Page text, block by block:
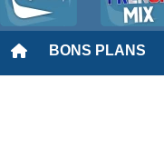
BONS PLANS